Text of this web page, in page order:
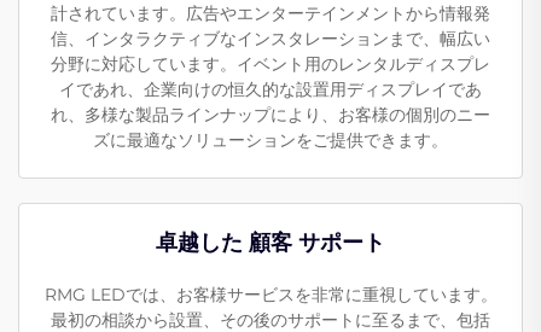
計されています。広告やエンターテインメントから情報発
信、インタラクティブなインスタレーションまで、幅広い
分野に対応しています。イベント用のレンタルディスプレ
イであれ、企業向けの恒久的な設置用ディスプレイであ
れ、多様な製品ラインナップにより、お客様の個別のニー
ズに最適なソリューションをご提供できます。
卓越した 顧客 サポート
RMG LEDでは、お客様サービスを非常に重視しています。
最初の相談から設置、その後のサポートに至るまで、包括